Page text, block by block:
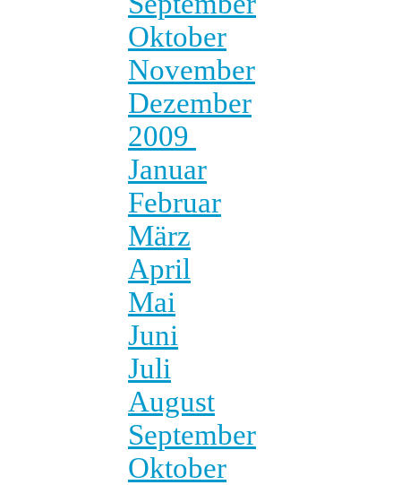
Oktober
November
Dezember
2009
Januar
Februar
März
April
Mai
Juni
Juli
August
September
Oktober